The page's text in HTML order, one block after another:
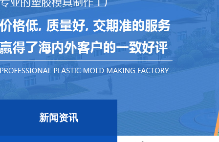
新闻资讯